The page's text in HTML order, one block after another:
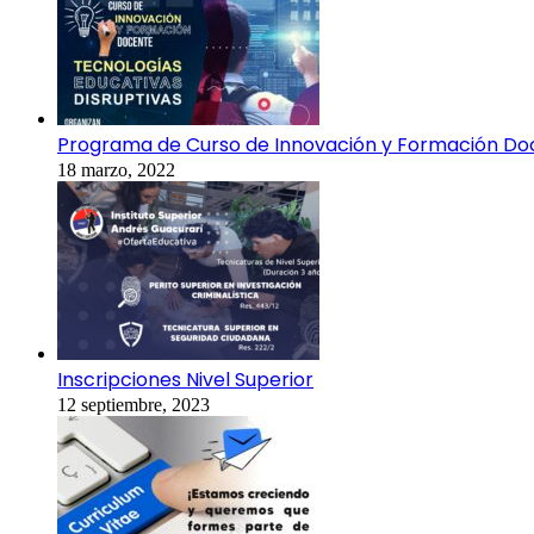
Programa de Curso de Innovación y Formación
18 marzo, 2022
Inscripciones Nivel Superior
12 septiembre, 2023